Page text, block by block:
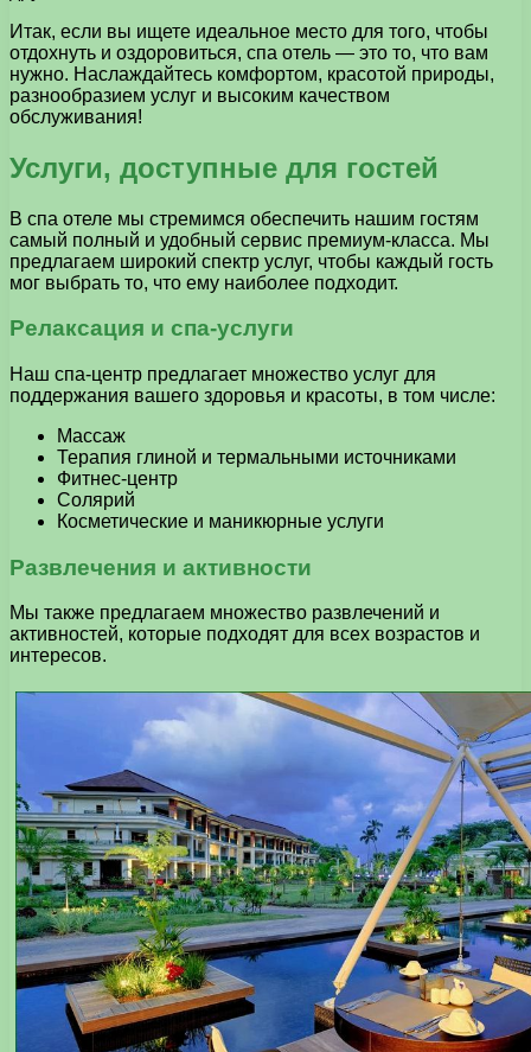
Итак, если вы ищете идеальное место для того, чтобы
отдохнуть и оздоровиться, спа отель — это то, что вам
нужно. Наслаждайтесь комфортом, красотой природы,
разнообразием услуг и высоким качеством
обслуживания!
Услуги, доступные для гостей
В спа отеле мы стремимся обеспечить нашим гостям
самый полный и удобный сервис премиум-класса. Мы
предлагаем широкий спектр услуг, чтобы каждый гость
мог выбрать то, что ему наиболее подходит.
Релаксация и спа-услуги
Наш спа-центр предлагает множество услуг для
поддержания вашего здоровья и красоты, в том числе:
Массаж
Терапия глиной и термальными источниками
Фитнес-центр
Солярий
Косметические и маникюрные услуги
Развлечения и активности
Мы также предлагаем множество развлечений и
активностей, которые подходят для всех возрастов и
интересов.